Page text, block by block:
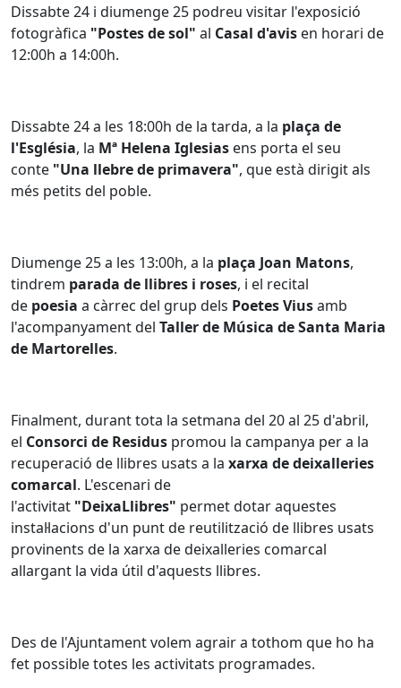
Dissabte 24 i diumenge 25 podreu visitar l'exposició
fotogràfica "Postes de sol" al Casal d'avis en horari de
12:00h a 14:00h.
Dissabte 24 a les 18:00h de la tarda, a la plaça de
l'Església, la Mª Helena Iglesias ens porta el seu
conte "Una llebre de primavera", que està dirigit als
més petits del poble.
Diumenge 25 a les 13:00h, a la plaça Joan Matons,
tindrem parada de llibres i roses, i el recital
de poesia a càrrec del grup dels Poetes Viusamb
l'acompanyament del Taller de Música de Santa Maria
de Martorelles.
Finalment, durant tota la setmana del 20 al 25 d'abril,
el Consorci de Residus promou la campanya per a la
recuperació de llibres usats a la xarxa de deixalleries
comarcal. L'escenari de
l'activitat "DeixaLlibres" permet dotar aquestes
instal·lacions d'un punt de reutilització de llibres usats
provinents de la xarxa de deixalleries comarcal
allargant la vida útil d'aquests llibres.
Des de l'Ajuntament volem agrair a tothom que ho ha
fet possible totes les activitats programades.